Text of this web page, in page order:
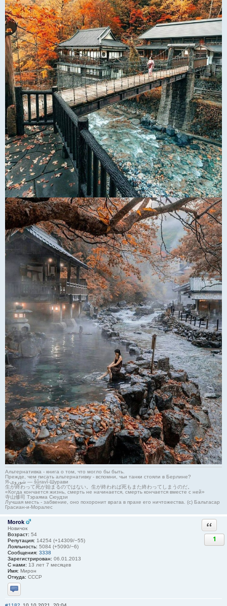
Альтернативка - книга о том, что могло бы быть.
Прежде, чем писать альтернативку - вспомни, чьи танки стояли в Берлине?
Я-شوروی — šûravî-Шурави
生が終わって死が始まるのではない。生が終われば死もまた終わってしまうのだ。
«Когда кончается жизнь, смерть не начинается, смерть кончается вместе с ней»
寺山修司 Тэраяма Сюудзи
Лучшая месть - забвение, оно похоронит врага в прахе его ничтожества. (с) Бальтасар
Грасиан-и-Моралес
Morok
Новичок
Возраст: 54
Репутация: 14254 (+14309/−55)
Лояльность: 5084 (+5090/−6)
Сообщения: 3338
Зарегистрирован: 06.01.2013
С нами: 13 лет 7 месяцев
Имя: Мирон
Откуда: СССР
Отправить личное сообщение
1